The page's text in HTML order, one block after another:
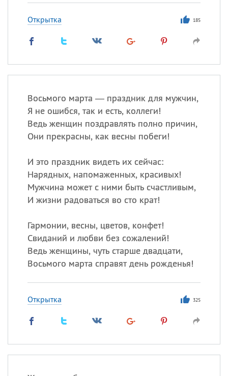
Открытка 185
Восьмого марта — праздник для мужчин,
Я не ошибся, так и есть, коллеги!
Ведь женщин поздравлять полно причин,
Они прекрасны, как весны побеги!
И это праздник видеть их сейчас:
Нарядных, напомаженных, красивых!
Мужчина может с ними быть счастливым,
И жизни радоваться во сто крат!
Гармонии, весны, цветов, конфет!
Свиданий и любви без сожалений!
Ведь женщины, чуть старше двадцати,
Восьмого марта справят день рожденья!
Открытка 325